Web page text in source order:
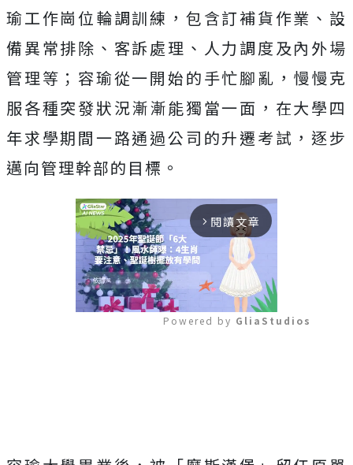
瑜工作崗位輪調訓練，包含訂補貨作業、設
備異常排除、客訴處理、人力調度及內外場
管理等；容瑜從一開始的手忙腳亂，慢慢克
服各種突發狀況漸漸能獨當一面，在大學四
年求學期間一路通過公司的升遷考試，逐步
邁向管理幹部的目標。
arrow_forward_ios 閱讀文章
Powered by GliaStudios